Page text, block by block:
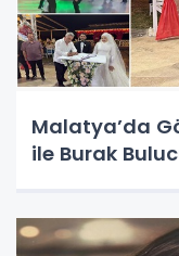
Malatya’da
ile Burak